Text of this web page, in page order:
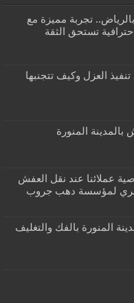
تجربة مميزة مع
تستحق الثقة
المنورة
عملائنا عند نقل العفش
لمؤسسة دهب جروب
المنورة بالفك والتغليف